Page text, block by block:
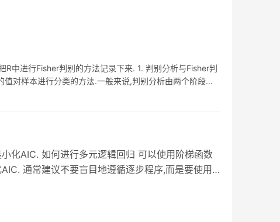
中进行Fisher判别的方法记录下来. 1. 判别分析与Fisher判
对样本进行分类的方法.一般来说,判别分析由两个阶段构
化AIC. 如何进行多元逻辑回归 可以使用阶梯函数
通常建议不要盲目地遵循逐步程序,而是要使用